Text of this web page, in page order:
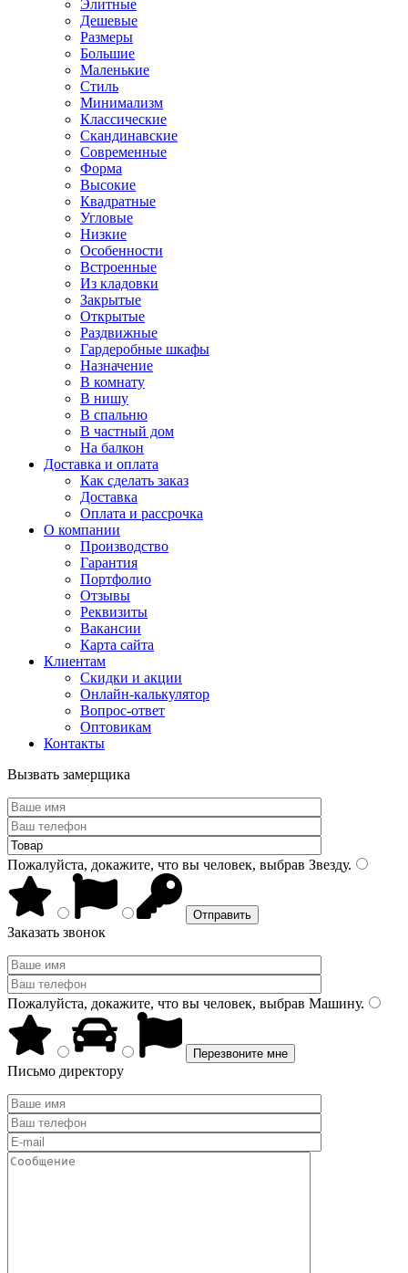
Элитные
Дешевые
Размеры
Большие
Маленькие
Стиль
Минимализм
Классические
Скандинавские
Современные
Форма
Высокие
Квадратные
Угловые
Низкие
Особенности
Встроенные
Из кладовки
Закрытые
Открытые
Раздвижные
Гардеробные шкафы
Назначение
В комнату
В нишу
В спальню
В частный дом
На балкон
Доставка и оплата
Как сделать заказ
Доставка
Оплата и рассрочка
О компании
Производство
Гарантия
Портфолио
Отзывы
Реквизиты
Вакансии
Карта сайта
Клиентам
Скидки и акции
Онлайн-калькулятор
Вопрос-ответ
Оптовикам
Контакты
Вызвать замерщика
Пожалуйста, докажите, что вы человек, выбрав Звезду.
Заказать звонок
Пожалуйста, докажите, что вы человек, выбрав Машину.
Письмо директору